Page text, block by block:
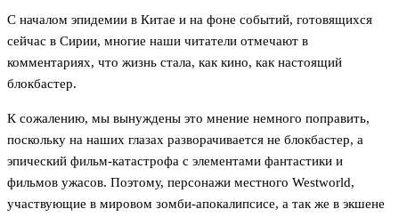
С началом эпидемии в Китае и на фоне событий, готовящихся
сейчас в Сирии, многие наши читатели отмечают в
комментариях, что жизнь стала, как кино, как настоящий
блокбастер.
К сожалению, мы вынуждены это мнение немного поправить,
поскольку на наших глазах разворачивается не блокбастер, а
эпический фильм-катастрофа с элементами фантастики и
фильмов ужасов. Поэтому, персонажи местного Westworld,
участвующие в мировом зомби-апокалипсисе, а так же в экшене